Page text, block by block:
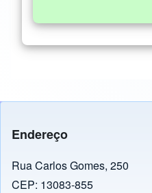
Endereço
Rua Carlos Gomes, 250
CEP: 13083-855